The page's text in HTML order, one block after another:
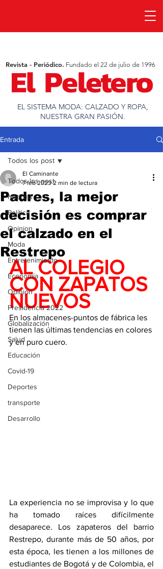
EL SISTEMA MODA: CALZADO Y ROPA,
NUESTRA GRAN PASIÓN.
Revista - Periódico. Fundado el 22 de julio de 1996
Entrada
Todos los post
Noticias
Política
Opinion
Moda
Entretenimiento
Economía
Opinión
Presidencia 2022
Globalización
Salud
Educación
Covid-19
Deportes
transporte
Desarrollo
Todos los post
Padres, la mejor
decisión es comprar
el calzado en el
Restrepo
El Caminante
7 feb 2023 2 min de lectura
AL COLEGIO
CON ZAPATOS
NUEVOS
En los almacenes-puntos de fábrica les
tienen las últimas tendencias en colores
y en puro cuero.
La experiencia no se improvisa y lo que
ha tomado raíces difícilmente
desaparece. Los zapateros del barrio
Restrepo, durante más de 50 años, por
esta época, les tienen a los millones de
estudiantes de Bogotá y de Colombia, el